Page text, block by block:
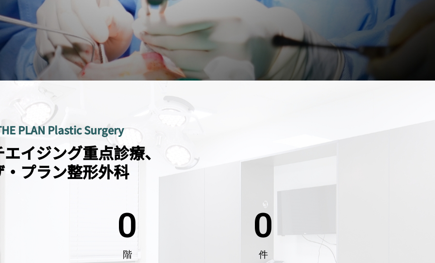
PLAN Plastic Surgery
イジング重点診療、
·プラン整形外科
階
0
件
0